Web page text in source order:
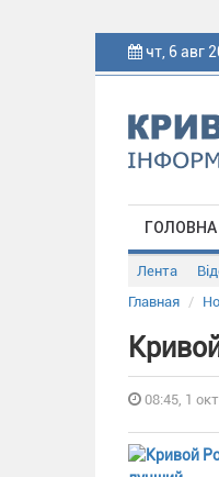
чт, 6 авг
ГОЛОВНА
Лента
Главная
08:45, 1